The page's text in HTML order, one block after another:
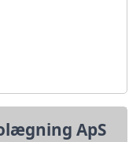
ApS